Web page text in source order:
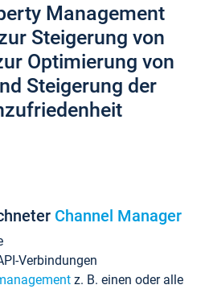
Management
Steigerung von
Optimierung von
Steigerung der
Channel Manager
Verbindungen
z. B. einen oder alle